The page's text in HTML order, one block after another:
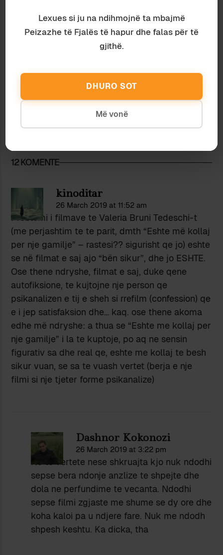
SUKSESIN E MBAJA MEND NDRYSHE
12 KOMENTE
kinoditar
26 March 2019 at 11:52 am
Problemi i filmave te Valeria Bruni Tedeschi-t
(me perjashtim te te parit, dmth “Eshte më kollaj
per nje gamilje” – rastesi?? sigurisht qe jo) eshte
se në filmat e saj ajo “bën sikur”, dhe jo ESHTE.
Ose thene ndryshe, filmat e saj, duke qene
autofiksione, te kujtojne nje person qe
psikanalizen e tij e sheh si rrefilm (confession) qe
e i jep satisfaksion dhe… kaq. ose thene akoma
edhe më ndryshe: a thua se “Eshte me kollaj per
nje gamilje” i la te kuptoje, po aq ne sensin
figurativ sa dhe real qe, eshte me kollaj te besh
sikur vuan, se sa te vuash vertet (berja e nje
filmi si nje tjeter forme psikanalize)
Dashnor Kokonozi
26 March 2019 at 3:22 pm
Ne te vertete nese shkruajta kjo nuk ndodhi
sepse bera ndonje anzlize te shpejte dhe
dola ne perfundime te vecanta. Ndodhi
sepse filmi zgjaste me shume se dy ore dhe
koha kaloi pa u ndjere fare. Nuk me ndodh
shpesh keshtu. Ka dicka, tha
Lexues si ju na ndihmojnë ta mbajmë
Peizazhe të Fjalës të hapur dhe falas për të
gjithë.
DHURO SOT
Më vonë